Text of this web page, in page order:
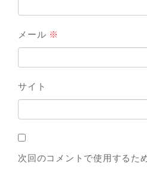
メール ※
サイト
次回のコメントで使用するた